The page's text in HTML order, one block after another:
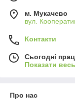
м. Мукачево
вул.
Контакти
Сьогодні
Показати
Про нас